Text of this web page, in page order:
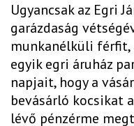
Ugyancsak az Egri
garázdaság
munkanélküli férfit,
egyik egri áruház
napjait, hogy a
bevásárló kocsikat
lévő pénzérme